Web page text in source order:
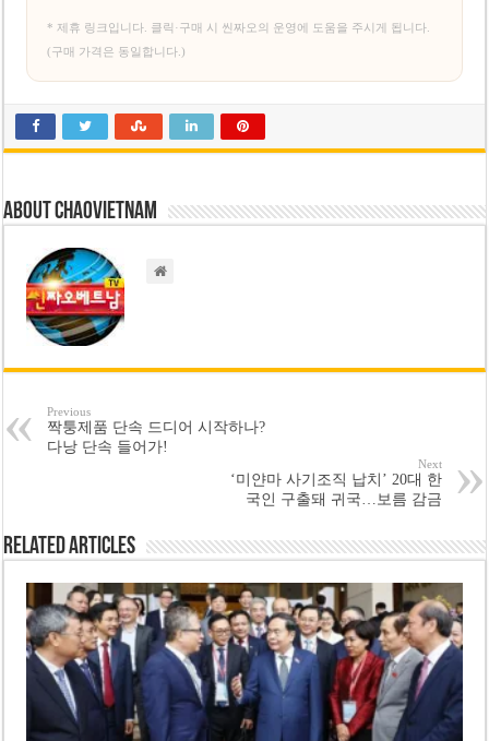
* 제휴 링크입니다. 클릭·구매 시 씬짜오의 운영에 도움을 주시게 됩니다.
(구매 가격은 동일합니다.)
About chaovietnam
Previous
짝퉁제품 단속 드디어 시작하나?
다낭 단속 들어가!
Next
‘미얀마 사기조직 납치’ 20대 한
국인 구출돼 귀국…보름 감금
Related Articles